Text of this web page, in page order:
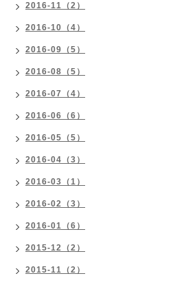
2016-11（2）
2016-10（4）
2016-09（5）
2016-08（5）
2016-07（4）
2016-06（6）
2016-05（5）
2016-04（3）
2016-03（1）
2016-02（3）
2016-01（6）
2015-12（2）
2015-11（2）